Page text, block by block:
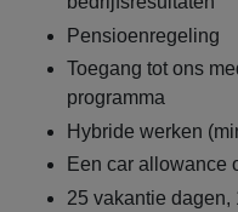
Pensioenregeling
Toegang tot ons
programma
Hybride werken
Een car allowance
25 vakantie dagen,